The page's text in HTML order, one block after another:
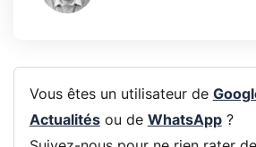
Vous êtes un utilisateur de
Actualitésou de WhatsApp?